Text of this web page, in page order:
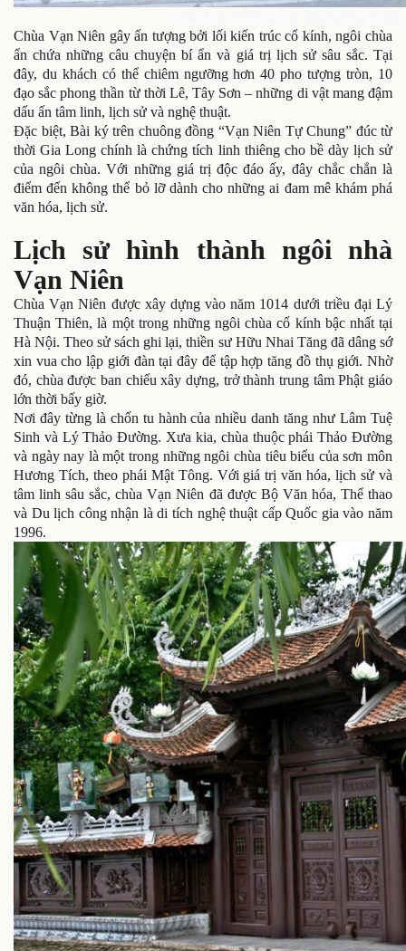
Chùa Vạn Niên gây ấn tượng bởi lối kiến trúc cổ kính, ngôi chùa
ẩn chứa những câu chuyện bí ẩn và giá trị lịch sử sâu sắc. Tại
đây, du khách có thể chiêm ngưỡng hơn 40 pho tượng tròn, 10
đạo sắc phong thần từ thời Lê, Tây Sơn – những di vật mang đậm
dấu ấn tâm linh, lịch sử và nghệ thuật.
Đặc biệt, Bài ký trên chuông đồng “Vạn Niên Tự Chung” đúc từ
thời Gia Long chính là chứng tích linh thiêng cho bề dày lịch sử
của ngôi chùa. Với những giá trị độc đáo ấy, đây chắc chắn là
điểm đến không thể bỏ lỡ dành cho những ai đam mê khám phá
văn hóa, lịch sử.
Lịch sử hình thành ngôi nhà
Vạn Niên
Chùa Vạn Niên được xây dựng vào năm 1014 dưới triều đại Lý
Thuận Thiên, là một trong những ngôi chùa cổ kính bậc nhất tại
Hà Nội. Theo sử sách ghi lại, thiền sư Hữu Nhai Tăng đã dâng sớ
xin vua cho lập giới đàn tại đây để tập hợp tăng đồ thụ giới. Nhờ
đó, chùa được ban chiếu xây dựng, trở thành trung tâm Phật giáo
lớn thời bấy giờ.
Nơi đây từng là chốn tu hành của nhiều danh tăng như Lâm Tuệ
Sinh và Lý Thảo Đường. Xưa kia, chùa thuộc phái Thảo Đường
và ngày nay là một trong những ngôi chùa tiêu biểu của sơn môn
Hương Tích, theo phái Mật Tông. Với giá trị văn hóa, lịch sử và
tâm linh sâu sắc, chùa Vạn Niên đã được Bộ Văn hóa, Thể thao
và Du lịch công nhận là di tích nghệ thuật cấp Quốc gia vào năm
1996.